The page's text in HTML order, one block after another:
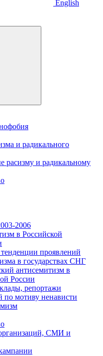
English
и радикального
расизму и радикальному
2006
в Российской
проявлений
в государствах СНГ
антисемитизм в
России
репортажи
по мотиву ненависти
СМИ и